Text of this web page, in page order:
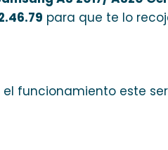
para que te lo
el funcionamiento este